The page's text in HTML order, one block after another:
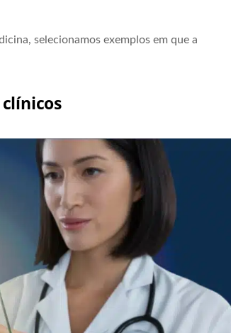
selecionamos exemplos em que a